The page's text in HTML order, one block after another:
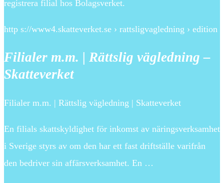
registrera filial hos Bolagsverket.
http s://www4.skatteverket.se › rattsligvagledning › edition
Filialer m.m. | Rättslig vägledning –
Skatteverket
Filialer m.m. | Rättslig vägledning | Skatteverket
En filials skattskyldighet för inkomst av näringsverksamhet
i Sverige styrs av om den har ett fast driftställe varifrån
den bedriver sin affärsverksamhet. En …